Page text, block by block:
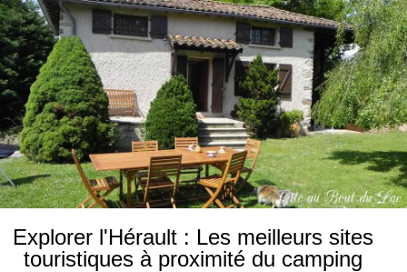
Explorer l'Hérault : Les meilleurs sites
touristiques à proximité du camping